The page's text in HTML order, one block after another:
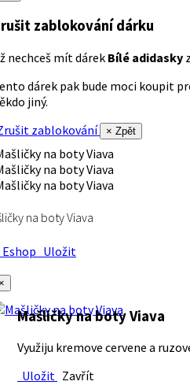
zablokování dárku
nechceš mít dárek Bílé adidasky
dárek pak bude moci koupit
jiný.
zablokování
× Zpět
na boty Viava
Uložit
Mašličky na boty Viava
Využiju kremove cervene a
Uložit Zavřít